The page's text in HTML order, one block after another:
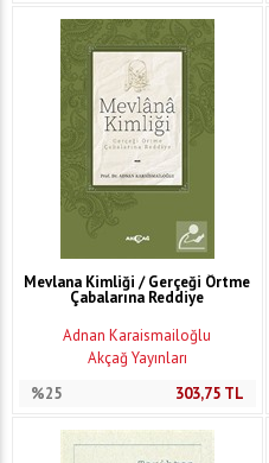
Mevlana Kimliği / Gerçeği Örtme
Çabalarına Reddiye
Adnan Karaismailoğlu
Akçağ Yayınları
%25
303,75TL